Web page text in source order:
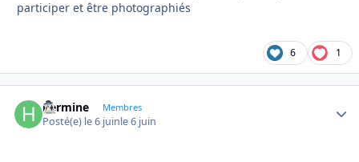
participer et être photographiés
6 1
hermine Membres
Posté(e) le 6 juinle 6 juin